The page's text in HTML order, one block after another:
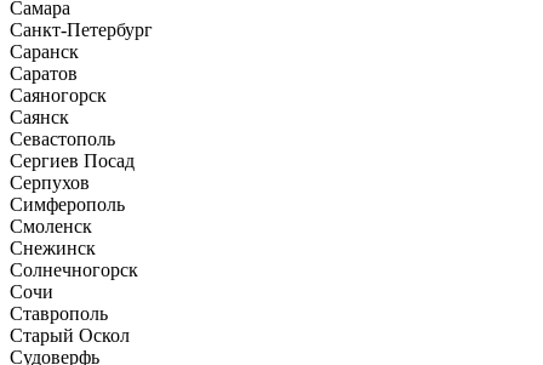
Самара
Санкт-Петербург
Саранск
Саратов
Саяногорск
Саянск
Севастополь
Сергиев Посад
Серпухов
Симферополь
Смоленск
Снежинск
Солнечногорск
Сочи
Ставрополь
Старый Оскол
Судоверфь